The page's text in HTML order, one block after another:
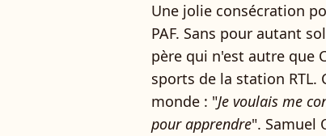
Une jolie consécration
PAF. Sans pour autant
père qui n'est autre que
sports de la station
monde : "Je voulais me
pour apprendre". Samuel